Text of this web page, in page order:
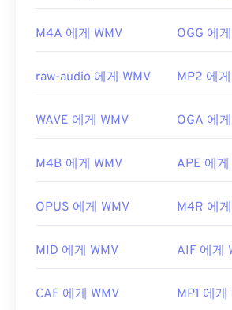
M4A 에게 WMV OGG 에
raw-audio 에게 WMV MP2 에
WAVE 에게 WMV OGA 에
M4B 에게 WMV APE 에게
OPUS 에게 WMV M4R 에
MID 에게 WMV AIF 에게
CAF 에게 WMV MP1 에게